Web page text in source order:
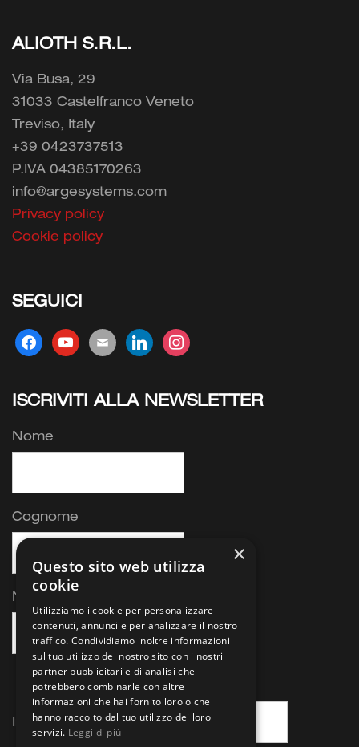
ALIOTH S.R.L.
Via Busa, 29
31033 Castelfranco Veneto
Treviso, Italy
+39 0423737513
P.IVA 04385170263
info@argesystems.com
Privacy policy
Cookie policy
SEGUICI
facebookyoutubemail linkedininstagram
ISCRIVITI ALLA NEWSLETTER
Nome
Cognome
Nome azienda
Indirizzo email:
×
Questo sito web utilizza
cookie
Utilizziamo i cookie per personalizzare
contenuti, annunci e per analizzare il nostro
traffico. Condividiamo inoltre informazioni
sul tuo utilizzo del nostro sito con i nostri
partner pubblicitari e di analisi che
potrebbero combinarle con altre
informazioni che hai fornito loro o che
hanno raccolto dal tuo utilizzo dei loro
servizi. Leggi di più